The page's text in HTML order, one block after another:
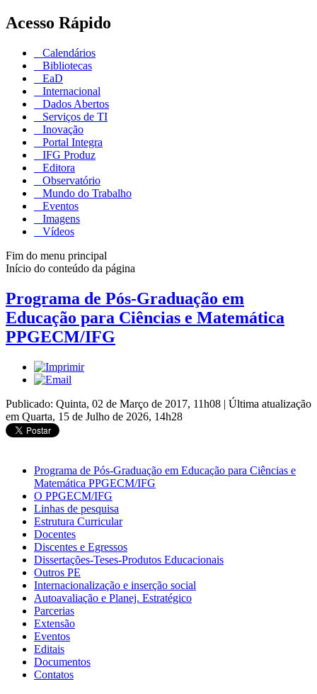
Acesso Rápido
Calendários
Bibliotecas
EaD
Internacional
Dados Abertos
Serviços de TI
Inovação
Portal Integra
IFG Produz
Editora
Observatório
Mundo do Trabalho
Eventos
Imagens
Vídeos
Fim do menu principal
Início do conteúdo da página
Programa de Pós-Graduação em
Educação para Ciências e Matemática
PPGECM/IFG
Publicado: Quinta, 02 de Março de 2017, 11h08 | Última atualização
em Quarta, 15 de Julho de 2026, 14h28
Programa de Pós-Graduação em Educação para Ciências e
Matemática PPGECM/IFG
O PPGECM/IFG
Linhas de pesquisa
Estrutura Curricular
Docentes
Discentes e Egressos
Dissertações-Teses-Produtos Educacionais
Outros PE
Internacionalização e inserção social
Autoavaliação e Planej. Estratégico
Parcerias
Extensão
Eventos
Editais
Documentos
Contatos